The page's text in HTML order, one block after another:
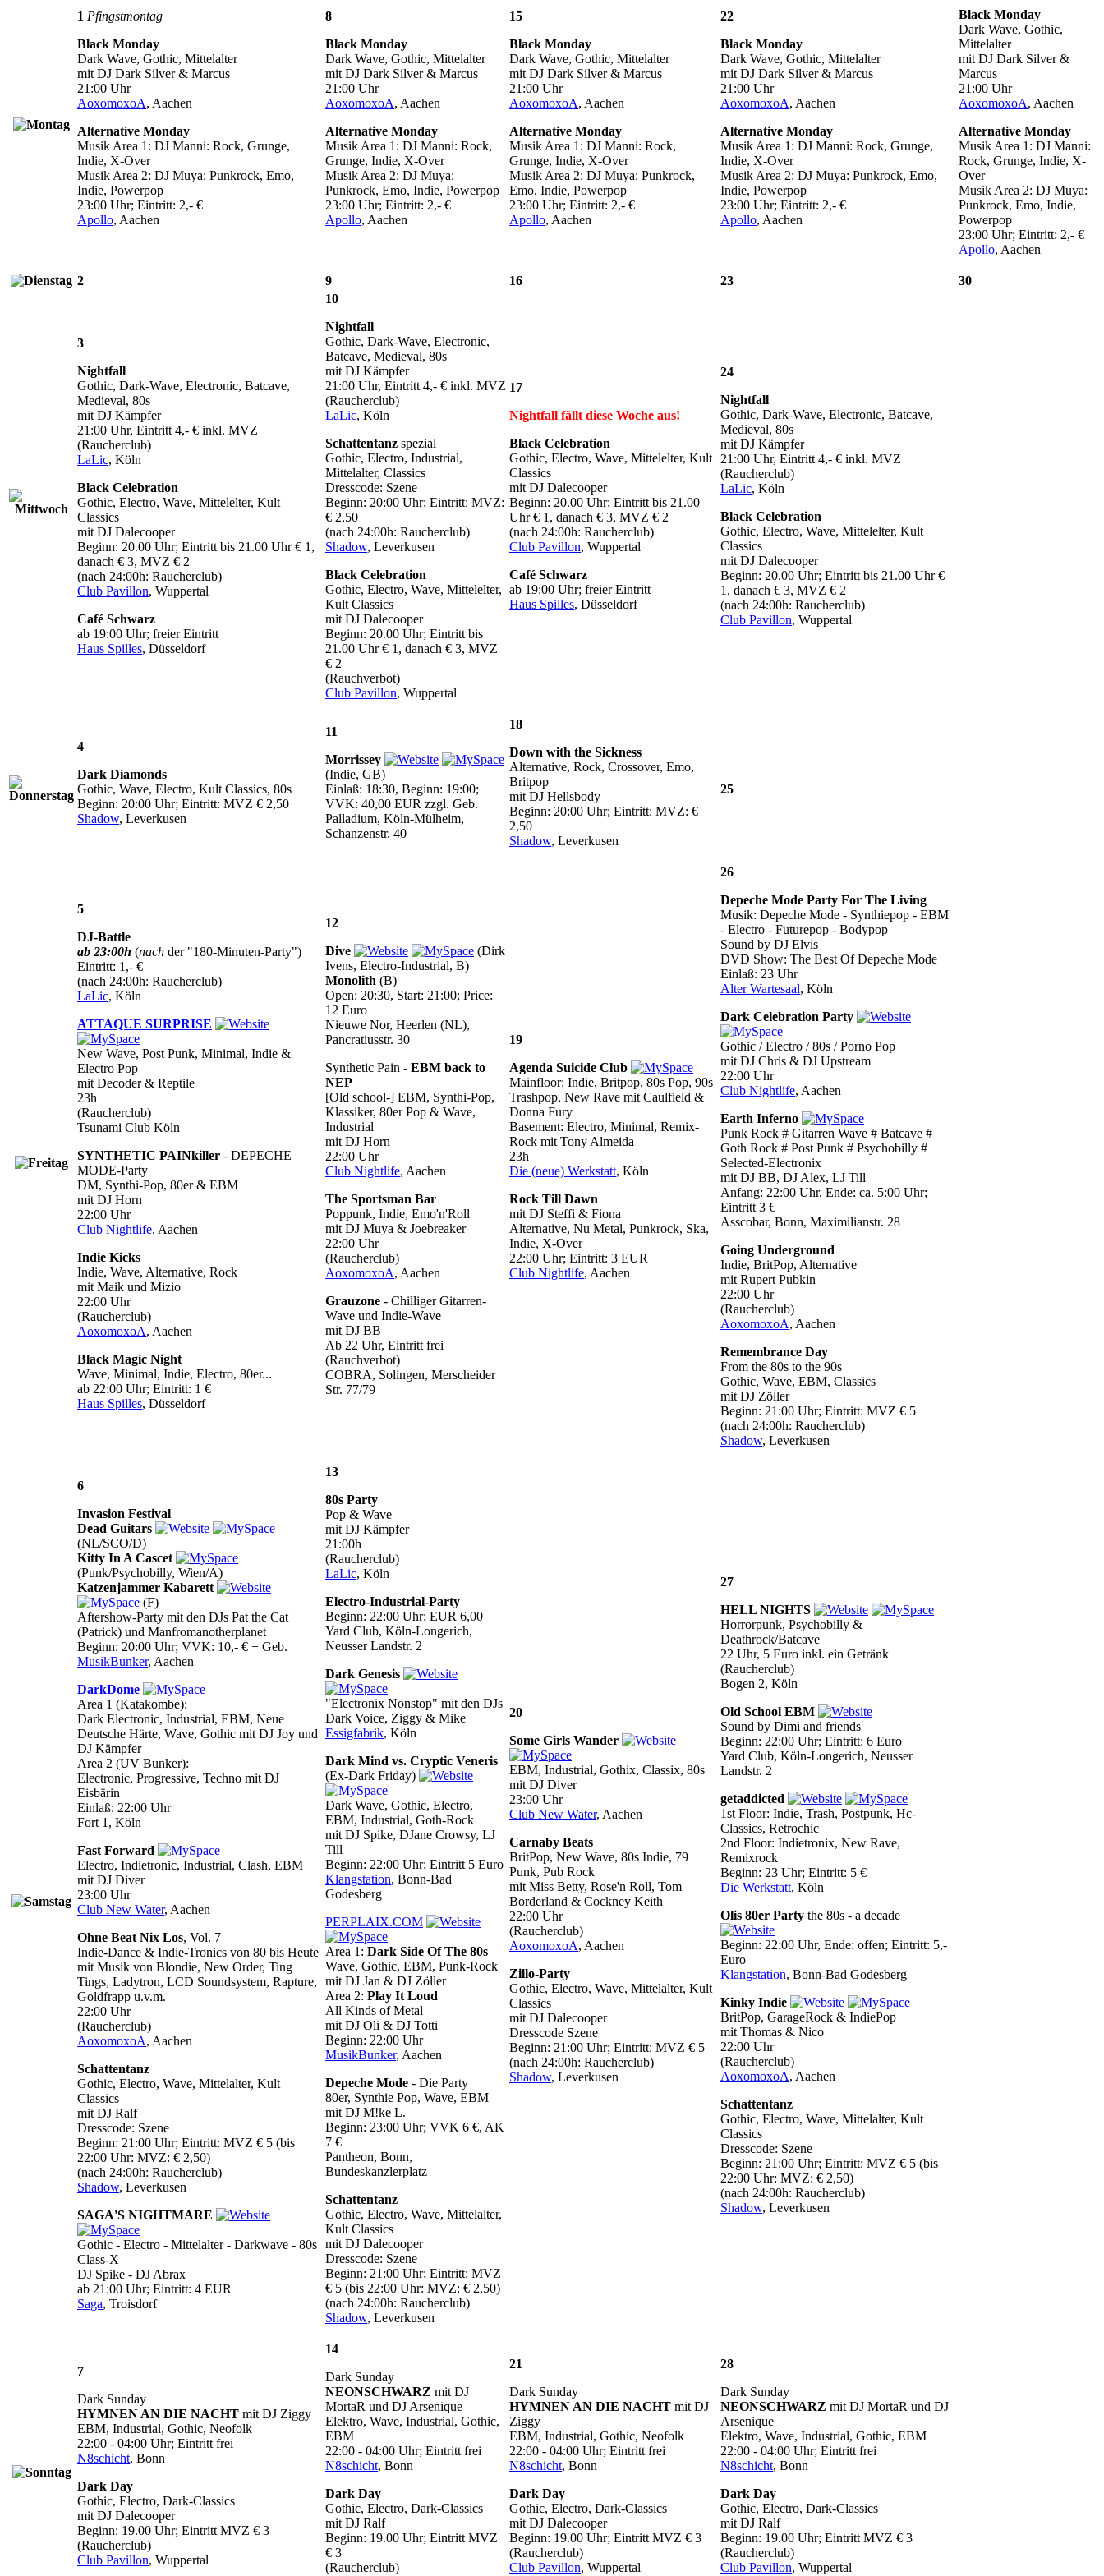
1 Pfingstmontag
Black Monday
Dark Wave, Gothic, Mittelalter
mit DJ Dark Silver & Marcus
21:00 Uhr
AoxomoxoA, Aachen
Alternative Monday
Musik Area 1: DJ Manni: Rock, Grunge,
Indie, X-Over
Musik Area 2: DJ Muya: Punkrock, Emo,
Indie, Powerpop
23:00 Uhr; Eintritt: 2,- €
Apollo, Aachen
8
Black Monday
Dark Wave, Gothic, Mittelalter
mit DJ Dark Silver & Marcus
21:00 Uhr
AoxomoxoA, Aachen
Alternative Monday
Musik Area 1: DJ Manni: Rock,
Grunge, Indie, X-Over
Musik Area 2: DJ Muya:
Punkrock, Emo, Indie, Powerpop
23:00 Uhr; Eintritt: 2,- €
Apollo, Aachen
15
Black Monday
Dark Wave, Gothic, Mittelalter
mit DJ Dark Silver & Marcus
21:00 Uhr
AoxomoxoA, Aachen
Alternative Monday
Musik Area 1: DJ Manni: Rock,
Grunge, Indie, X-Over
Musik Area 2: DJ Muya: Punkrock,
Emo, Indie, Powerpop
23:00 Uhr; Eintritt: 2,- €
Apollo, Aachen
22
Black Monday
Dark Wave, Gothic, Mittelalter
mit DJ Dark Silver & Marcus
21:00 Uhr
AoxomoxoA, Aachen
Alternative Monday
Musik Area 1: DJ Manni: Rock, Grunge,
Indie, X-Over
Musik Area 2: DJ Muya: Punkrock, Emo,
Indie, Powerpop
23:00 Uhr; Eintritt: 2,- €
Apollo, Aachen
Black Monday
Dark Wave, Gothic,
Mittelalter
mit DJ Dark Silver &
Marcus
21:00 Uhr
AoxomoxoA, Aachen
Alternative Monday
Musik Area 1: DJ Manni:
Rock, Grunge, Indie, X-
Over
Musik Area 2: DJ Muya:
Punkrock, Emo, Indie,
Powerpop
23:00 Uhr; Eintritt: 2,- €
Apollo, Aachen
2 9 16 23 30
3
Nightfall
Gothic, Dark-Wave, Electronic, Batcave,
Medieval, 80s
mit DJ Kämpfer
21:00 Uhr, Eintritt 4,- € inkl. MVZ
(Raucherclub)
LaLic, Köln
Black Celebration
Gothic, Electro, Wave, Mittelelter, Kult
Classics
mit DJ Dalecooper
Beginn: 20.00 Uhr; Eintritt bis 21.00 Uhr € 1,
danach € 3, MVZ € 2
(nach 24:00h: Raucherclub)
Club Pavillon, Wuppertal
Café Schwarz
ab 19:00 Uhr; freier Eintritt
Haus Spilles, Düsseldorf
10
Nightfall
Gothic, Dark-Wave, Electronic,
Batcave, Medieval, 80s
mit DJ Kämpfer
21:00 Uhr, Eintritt 4,- € inkl. MVZ
(Raucherclub)
LaLic, Köln
Schattentanz spezial
Gothic, Electro, Industrial,
Mittelalter, Classics
Dresscode: Szene
Beginn: 20:00 Uhr; Eintritt: MVZ:
€ 2,50
(nach 24:00h: Raucherclub)
Shadow, Leverkusen
Black Celebration
Gothic, Electro, Wave, Mittelelter,
Kult Classics
mit DJ Dalecooper
Beginn: 20.00 Uhr; Eintritt bis
21.00 Uhr € 1, danach € 3, MVZ
€ 2
(Rauchverbot)
Club Pavillon, Wuppertal
17
Nightfall fällt diese Woche aus!
Black Celebration
Gothic, Electro, Wave, Mittelelter, Kult
Classics
mit DJ Dalecooper
Beginn: 20.00 Uhr; Eintritt bis 21.00
Uhr € 1, danach € 3, MVZ € 2
(nach 24:00h: Raucherclub)
Club Pavillon, Wuppertal
Café Schwarz
ab 19:00 Uhr; freier Eintritt
Haus Spilles, Düsseldorf
24
Nightfall
Gothic, Dark-Wave, Electronic, Batcave,
Medieval, 80s
mit DJ Kämpfer
21:00 Uhr, Eintritt 4,- € inkl. MVZ
(Raucherclub)
LaLic, Köln
Black Celebration
Gothic, Electro, Wave, Mittelelter, Kult
Classics
mit DJ Dalecooper
Beginn: 20.00 Uhr; Eintritt bis 21.00 Uhr €
1, danach € 3, MVZ € 2
(nach 24:00h: Raucherclub)
Club Pavillon, Wuppertal
4
Dark Diamonds
Gothic, Wave, Electro, Kult Classics, 80s
Beginn: 20:00 Uhr; Eintritt: MVZ € 2,50
Shadow, Leverkusen
11
Morrissey
(Indie, GB)
Einlaß: 18:30, Beginn: 19:00;
VVK: 40,00 EUR zzgl. Geb.
Palladium, Köln-Mülheim,
Schanzenstr. 40
18
Down with the Sickness
Alternative, Rock, Crossover, Emo,
Britpop
mit DJ Hellsbody
Beginn: 20:00 Uhr; Eintritt: MVZ: €
2,50
Shadow, Leverkusen
25
5
DJ-Battle
ab 23:00h (nach der "180-Minuten-Party")
Eintritt: 1,- €
(nach 24:00h: Raucherclub)
LaLic, Köln
ATTAQUE SURPRISE
New Wave, Post Punk, Minimal, Indie &
Electro Pop
mit Decoder & Reptile
23h
(Raucherclub)
Tsunami Club Köln
SYNTHETIC PAINkiller - DEPECHE
MODE-Party
DM, Synthi-Pop, 80er & EBM
mit DJ Horn
22:00 Uhr
Club Nightlife, Aachen
Indie Kicks
Indie, Wave, Alternative, Rock
mit Maik und Mizio
22:00 Uhr
(Raucherclub)
AoxomoxoA, Aachen
Black Magic Night
Wave, Minimal, Indie, Electro, 80er...
ab 22:00 Uhr; Eintritt: 1 €
Haus Spilles, Düsseldorf
12
Dive
(Dirk
Ivens, Electro-Industrial, B)
Monolith (B)
Open: 20:30, Start: 21:00; Price:
12 Euro
Nieuwe Nor, Heerlen (NL),
Pancratiusstr. 30
Synthetic Pain - EBM back to
NEP
[Old school-] EBM, Synthi-Pop,
Klassiker, 80er Pop & Wave,
Industrial
mit DJ Horn
22:00 Uhr
Club Nightlife, Aachen
The Sportsman Bar
Poppunk, Indie, Emo'n'Roll
mit DJ Muya & Joebreaker
22:00 Uhr
(Raucherclub)
AoxomoxoA, Aachen
Grauzone - Chilliger Gitarren-
Wave und Indie-Wave
mit DJ BB
Ab 22 Uhr, Eintritt frei
(Rauchverbot)
COBRA, Solingen, Merscheider
Str. 77/79
19
Agenda Suicide Club
Mainfloor: Indie, Britpop, 80s Pop, 90s
Trashpop, New Rave mit Caulfield &
Donna Fury
Basement: Electro, Minimal, Remix-
Rock mit Tony Almeida
23h
Die (neue) Werkstatt, Köln
Rock Till Dawn
mit DJ Steffi & Fiona
Alternative, Nu Metal, Punkrock, Ska,
Indie, X-Over
22:00 Uhr; Eintritt: 3 EUR
Club Nightlife, Aachen
26
Depeche Mode Party For The Living
Musik: Depeche Mode - Synthiepop - EBM
- Electro - Futurepop - Bodypop
Sound by DJ Elvis
DVD Show: The Best Of Depeche Mode
Einlaß: 23 Uhr
Alter Wartesaal, Köln
Dark Celebration Party
Gothic / Electro / 80s / Porno Pop
mit DJ Chris & DJ Upstream
22:00 Uhr
Club Nightlife, Aachen
Earth Inferno
Punk Rock # Gitarren Wave # Batcave #
Goth Rock # Post Punk # Psychobilly #
Selected-Electronix
mit DJ BB, DJ Alex, LJ Till
Anfang: 22:00 Uhr, Ende: ca. 5:00 Uhr;
Eintritt 3 €
Asscobar, Bonn, Maximilianstr. 28
Going Underground
Indie, BritPop, Alternative
mit Rupert Pubkin
22:00 Uhr
(Raucherclub)
AoxomoxoA, Aachen
Remembrance Day
From the 80s to the 90s
Gothic, Wave, EBM, Classics
mit DJ Zöller
Beginn: 21:00 Uhr; Eintritt: MVZ € 5
(nach 24:00h: Raucherclub)
Shadow, Leverkusen
6
Invasion Festival
Dead Guitars
(NL/SCO/D)
Kitty In A Cascet
(Punk/Psychobilly, Wien/A)
Katzenjammer Kabarett
(F)
Aftershow-Party mit den DJs Pat the Cat
(Patrick) und Manfromanotherplanet
Beginn: 20:00 Uhr; VVK: 10,- € + Geb.
MusikBunker, Aachen
DarkDome
Area 1 (Katakombe):
Dark Electronic, Industrial, EBM, Neue
Deutsche Härte, Wave, Gothic mit DJ Joy und
DJ Kämpfer
Area 2 (UV Bunker):
Electronic, Progressive, Techno mit DJ
Eisbärin
Einlaß: 22:00 Uhr
Fort 1, Köln
Fast Forward
Electro, Indietronic, Industrial, Clash, EBM
mit DJ Diver
23:00 Uhr
Club New Water, Aachen
Ohne Beat Nix Los, Vol. 7
Indie-Dance & Indie-Tronics von 80 bis Heute
mit Musik von Blondie, New Order, Ting
Tings, Ladytron, LCD Soundsystem, Rapture,
Goldfrapp u.v.m.
22:00 Uhr
(Raucherclub)
AoxomoxoA, Aachen
Schattentanz
Gothic, Electro, Wave, Mittelalter, Kult
Classics
mit DJ Ralf
Dresscode: Szene
Beginn: 21:00 Uhr; Eintritt: MVZ € 5 (bis
22:00 Uhr: MVZ: € 2,50)
(nach 24:00h: Raucherclub)
Shadow, Leverkusen
SAGA'S NIGHTMARE
Gothic - Electro - Mittelalter - Darkwave - 80s
Class-X
DJ Spike - DJ Abrax
ab 21:00 Uhr; Eintritt: 4 EUR
Saga, Troisdorf
13
80s Party
Pop & Wave
mit DJ Kämpfer
21:00h
(Raucherclub)
LaLic, Köln
Electro-Industrial-Party
Beginn: 22:00 Uhr; EUR 6,00
Yard Club, Köln-Longerich,
Neusser Landstr. 2
Dark Genesis
"Electronix Nonstop" mit den DJs
Dark Voice, Ziggy & Mike
Essigfabrik, Köln
Dark Mind vs. Cryptic Veneris
(Ex-Dark Friday)
Dark Wave, Gothic, Electro,
EBM, Industrial, Goth-Rock
mit DJ Spike, DJane Crowsy, LJ
Till
Beginn: 22:00 Uhr; Eintritt 5 Euro
Klangstation, Bonn-Bad
Godesberg
PERPLAIX.COM
Area 1: Dark Side Of The 80s
Wave, Gothic, EBM, Punk-Rock
mit DJ Jan & DJ Zöller
Area 2: Play It Loud
All Kinds of Metal
mit DJ Oli & DJ Totti
Beginn: 22:00 Uhr
MusikBunker, Aachen
Depeche Mode - Die Party
80er, Synthie Pop, Wave, EBM
mit DJ M!ke L.
Beginn: 23:00 Uhr; VVK 6 €, AK
7 €
Pantheon, Bonn,
Bundeskanzlerplatz
Schattentanz
Gothic, Electro, Wave, Mittelalter,
Kult Classics
mit DJ Dalecooper
Dresscode: Szene
Beginn: 21:00 Uhr; Eintritt: MVZ
€ 5 (bis 22:00 Uhr: MVZ: € 2,50)
(nach 24:00h: Raucherclub)
Shadow, Leverkusen
20
Some Girls Wander
EBM, Industrial, Gothix, Classix, 80s
mit DJ Diver
23:00 Uhr
Club New Water, Aachen
Carnaby Beats
BritPop, New Wave, 80s Indie, 79
Punk, Pub Rock
mit Miss Betty, Rose'n Roll, Tom
Borderland & Cockney Keith
22:00 Uhr
(Raucherclub)
AoxomoxoA, Aachen
Zillo-Party
Gothic, Electro, Wave, Mittelalter, Kult
Classics
mit DJ Dalecooper
Dresscode Szene
Beginn: 21:00 Uhr; Eintritt: MVZ € 5
(nach 24:00h: Raucherclub)
Shadow, Leverkusen
27
HELL NIGHTS
Horrorpunk, Psychobilly &
Deathrock/Batcave
22 Uhr, 5 Euro inkl. ein Getränk
(Raucherclub)
Bogen 2, Köln
Old School EBM
Sound by Dimi and friends
Beginn: 22:00 Uhr; Eintritt: 6 Euro
Yard Club, Köln-Longerich, Neusser
Landstr. 2
getaddicted
1st Floor: Indie, Trash, Postpunk, Hc-
Classics, Retrochic
2nd Floor: Indietronix, New Rave,
Remixrock
Beginn: 23 Uhr; Eintritt: 5 €
Die Werkstatt, Köln
Olis 80er Party the 80s - a decade
Beginn: 22:00 Uhr, Ende: offen; Eintritt: 5,-
Euro
Klangstation, Bonn-Bad Godesberg
Kinky Indie
BritPop, GarageRock & IndiePop
mit Thomas & Nico
22:00 Uhr
(Raucherclub)
AoxomoxoA, Aachen
Schattentanz
Gothic, Electro, Wave, Mittelalter, Kult
Classics
Dresscode: Szene
Beginn: 21:00 Uhr; Eintritt: MVZ € 5 (bis
22:00 Uhr: MVZ: € 2,50)
(nach 24:00h: Raucherclub)
Shadow, Leverkusen
7
Dark Sunday
HYMNEN AN DIE NACHT mit DJ Ziggy
EBM, Industrial, Gothic, Neofolk
22:00 - 04:00 Uhr; Eintritt frei
N8schicht, Bonn
Dark Day
Gothic, Electro, Dark-Classics
mit DJ Dalecooper
Beginn: 19.00 Uhr; Eintritt MVZ € 3
(Raucherclub)
Club Pavillon, Wuppertal
14
Dark Sunday
NEONSCHWARZ mit DJ
MortaR und DJ Arsenique
Elektro, Wave, Industrial, Gothic,
EBM
22:00 - 04:00 Uhr; Eintritt frei
N8schicht, Bonn
Dark Day
Gothic, Electro, Dark-Classics
mit DJ Ralf
Beginn: 19.00 Uhr; Eintritt MVZ
€ 3
(Raucherclub)
21
Dark Sunday
HYMNEN AN DIE NACHT mit DJ
Ziggy
EBM, Industrial, Gothic, Neofolk
22:00 - 04:00 Uhr; Eintritt frei
N8schicht, Bonn
Dark Day
Gothic, Electro, Dark-Classics
mit DJ Dalecooper
Beginn: 19.00 Uhr; Eintritt MVZ € 3
(Raucherclub)
Club Pavillon, Wuppertal
28
Dark Sunday
NEONSCHWARZ mit DJ MortaR und DJ
Arsenique
Elektro, Wave, Industrial, Gothic, EBM
22:00 - 04:00 Uhr; Eintritt frei
N8schicht, Bonn
Dark Day
Gothic, Electro, Dark-Classics
mit DJ Ralf
Beginn: 19.00 Uhr; Eintritt MVZ € 3
(Raucherclub)
Club Pavillon, Wuppertal